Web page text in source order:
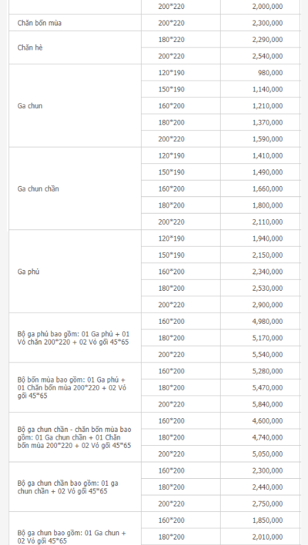
Đệm bông ép Artemis
6.200.000₫
Đệm bông ép Everon
1.771.000₫
Đệm than hoạt tính Everon
4.136.000₫